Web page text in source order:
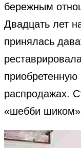
бережным
Двадцать лет
принялась
распродажах.
«шебби